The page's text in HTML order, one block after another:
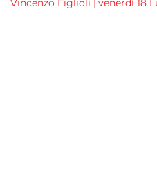
Vincenzo Figlioli | venerdì 18